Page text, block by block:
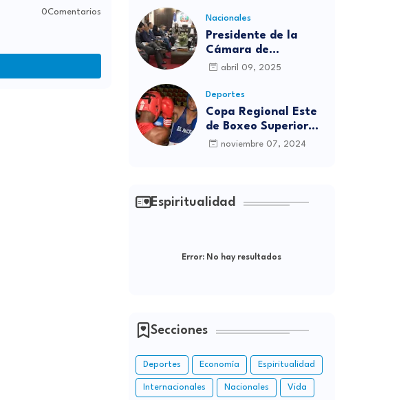
0Comentarios
independientes
Nacionales
Presidente de la
Cámara de
diputados se
víctimas de la
discoteca Jet Set
abril 09, 2025
Deportes
Copa Regional Este
de Boxeo Superior
será inaugurada este
noviembre 07, 2024
Espiritualidad
Error: No hay resultados
Secciones
Deportes Economía Espiritualidad
Internacionales Nacionales Vida